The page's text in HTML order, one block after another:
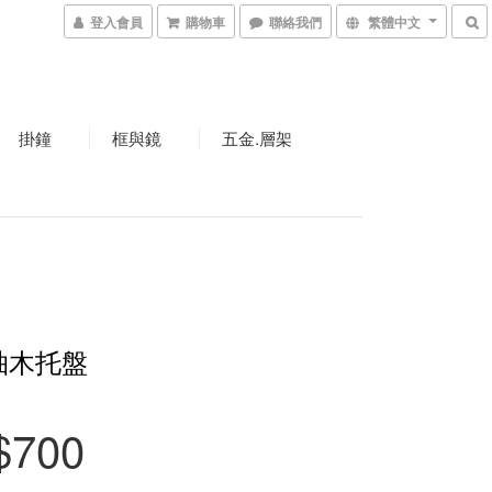
登入會員 購物車 聯絡我們 繁體中文
掛鐘 框與鏡
五金.層架
木托盤